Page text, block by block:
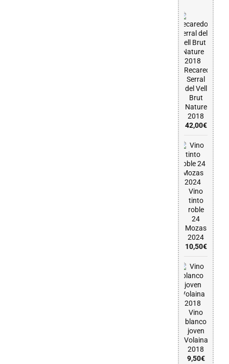
Recaredo
Serral
del Vell
Brut
Nature
2018
42,00€
Vino
tinto
roble
24
Mozas
2024
10,50€
Vino
blanco
joven
Volaina
2018
9,50€